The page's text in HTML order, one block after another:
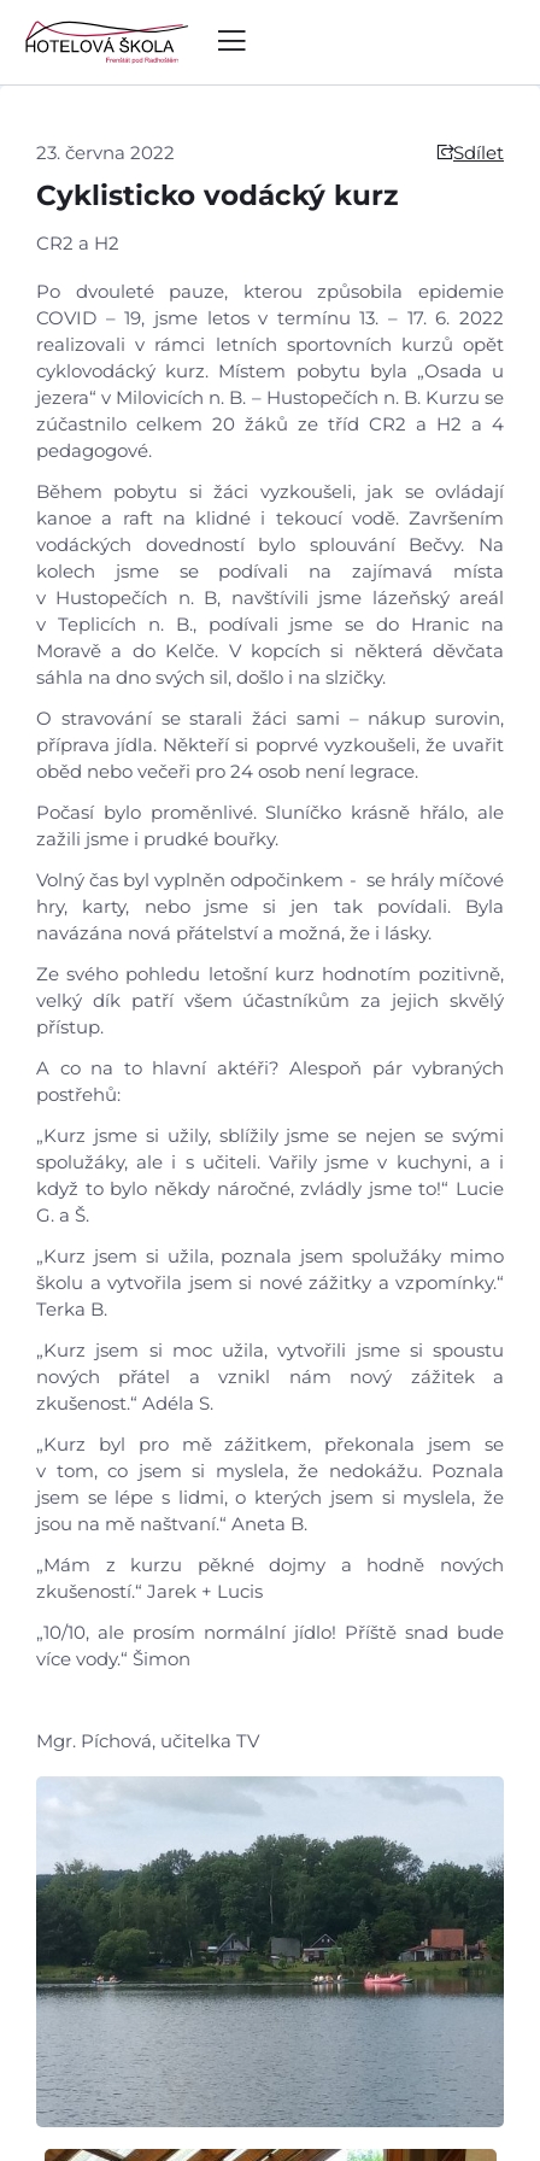
Úvod
Aktuálně
Škola
Studium
Projekty
Virtuální prohlídka
Kontakty
23. června 2022 Sdílet
Cyklisticko vodácký kurz
CR2 a H2
Po dvouleté pauze, kterou způsobila epidemie
COVID – 19, jsme letos v termínu 13. – 17. 6. 2022
realizovali v rámci letních sportovních kurzů opět
cyklovodácký kurz. Místem pobytu byla „Osada u
jezera“ v Milovicích n. B. – Hustopečích n. B. Kurzu se
zúčastnilo celkem 20 žáků ze tříd CR2 a H2 a 4
pedagogové.
Během pobytu si žáci vyzkoušeli, jak se ovládají
kanoe a raft na klidné i tekoucí vodě. Završením
vodáckých dovedností bylo splouvání Bečvy. Na
kolech jsme se podívali na zajímavá místa
v Hustopečích n. B, navštívili jsme lázeňský areál
v Teplicích n. B., podívali jsme se do Hranic na
Moravě a do Kelče. V kopcích si některá děvčata
sáhla na dno svých sil, došlo i na slzičky.
O stravování se starali žáci sami – nákup surovin,
příprava jídla. Někteří si poprvé vyzkoušeli, že uvařit
oběd nebo večeři pro 24 osob není legrace.
Počasí bylo proměnlivé. Sluníčko krásně hřálo, ale
zažili jsme i prudké bouřky.
Volný čas byl vyplněn odpočinkem - se hrály míčové
hry, karty, nebo jsme si jen tak povídali. Byla
navázána nová přátelství a možná, že i lásky.
Ze svého pohledu letošní kurz hodnotím pozitivně,
velký dík patří všem účastníkům za jejich skvělý
přístup.
A co na to hlavní aktéři? Alespoň pár vybraných
postřehů:
„Kurz jsme si užily, sblížily jsme se nejen se svými
spolužáky, ale i s učiteli. Vařily jsme v kuchyni, a i
když to bylo někdy náročné, zvládly jsme to!“ Lucie
G. a Š.
„Kurz jsem si užila, poznala jsem spolužáky mimo
školu a vytvořila jsem si nové zážitky a vzpomínky.“
Terka B.
„Kurz jsem si moc užila, vytvořili jsme si spoustu
nových přátel a vznikl nám nový zážitek a
zkušenost.“ Adéla S.
„Kurz byl pro mě zážitkem, překonala jsem se
v tom, co jsem si myslela, že nedokážu. Poznala
jsem se lépe s lidmi, o kterých jsem si myslela, že
jsou na mě naštvaní.“ Aneta B.
„Mám z kurzu pěkné dojmy a hodně nových
zkušeností.“ Jarek + Lucis
„10/10, ale prosím normální jídlo! Příště snad bude
více vody.“ Šimon
Mgr. Píchová, učitelka TV